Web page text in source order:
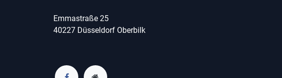
Emmastraße 25
40227 Düsseldorf Oberbilk